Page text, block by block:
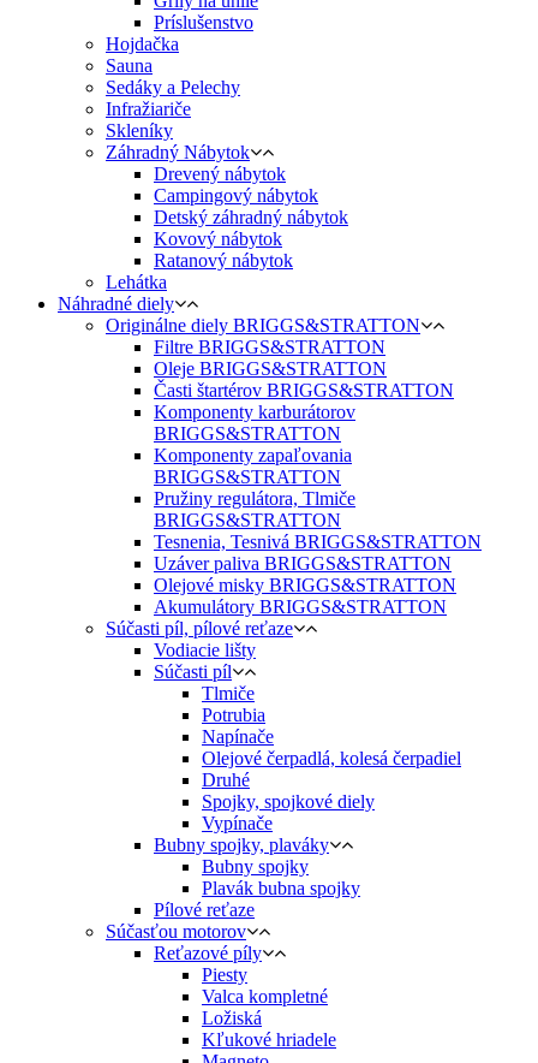
Príslušenstvo
Hojdačka
Sauna
Sedáky a Pelechy
Infražiariče
Skleníky
Záhradný Nábytok
Drevený nábytok
Campingový nábytok
Detský záhradný nábytok
Kovový nábytok
Ratanový nábytok
Lehátka
Náhradné diely
Originálne diely BRIGGS&STRATTON
Filtre BRIGGS&STRATTON
Oleje BRIGGS&STRATTON
Časti štartérov BRIGGS&STRATTON
Komponenty karburátorov
BRIGGS&STRATTON
Komponenty zapaľovania
BRIGGS&STRATTON
Pružiny regulátora, Tlmiče
BRIGGS&STRATTON
Tesnenia, Tesnivá BRIGGS&STRATTON
Uzáver paliva BRIGGS&STRATTON
Olejové misky BRIGGS&STRATTON
Akumulátory BRIGGS&STRATTON
Súčasti píl, pílové reťaze
Vodiacie lišty
Súčasti píl
Tlmiče
Potrubia
Napínače
Olejové čerpadlá, kolesá čerpadiel
Druhé
Spojky, spojkové diely
Vypínače
Bubny spojky, plaváky
Bubny spojky
Plavák bubna spojky
Pílové reťaze
Súčasťou motorov
Reťazové píly
Piesty
Valca kompletné
Ložiská
Kľukové hriadele